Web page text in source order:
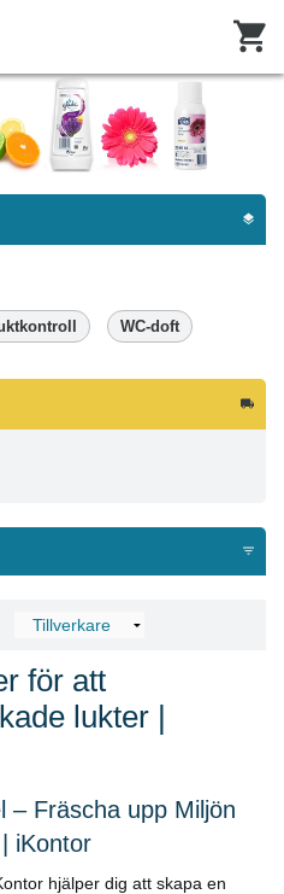
WC-doft
för att
lukter |
– Fräscha upp Miljön
iKontor
hjälper dig att skapa en